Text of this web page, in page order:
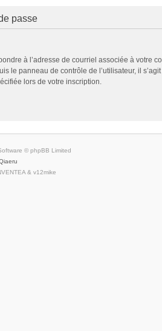
passe
à l’adresse de courriel associée à votre
le panneau de contrôle de l’utilisateur, il
lors de votre inscription.
© phpBB Limited
& v12mike